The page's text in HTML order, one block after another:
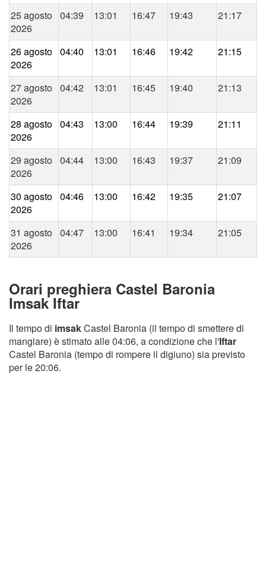
25 agosto
2026
04:39 13:01 16:47 19:43 21:17
26 agosto
2026
04:40 13:01 16:46 19:42 21:15
27 agosto
2026
04:42 13:01 16:45 19:40 21:13
28 agosto
2026
04:43 13:00 16:44 19:39 21:11
29 agosto
2026
04:44 13:00 16:43 19:37 21:09
30 agosto
2026
04:46 13:00 16:42 19:35 21:07
31 agosto
2026
04:47 13:00 16:41 19:34 21:05
Orari preghiera Castel Baronia
Imsak Iftar
Il tempo di imsakCastel Baronia (il tempo di smettere di
mangiare) è stimato alle 04:06, a condizione che l'Iftar
Castel Baronia (tempo di rompere il digiuno) sia previsto
per le 20:06.